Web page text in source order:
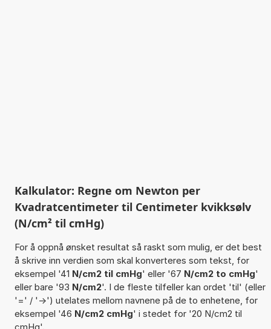
Kalkulator: Regne om Newton per
Kvadratcentimeter til Centimeter kvikksølv
(N/cm² til cmHg)
For å oppnå ønsket resultat så raskt som mulig, er det best
å skrive inn verdien som skal konverteres som tekst, for
eksempel '41 N/cm2 til cmHg' eller '67 N/cm2 to cmHg'
eller bare '93 N/cm2'. I de fleste tilfeller kan ordet 'til' (eller
'=' / '->') utelates mellom navnene på de to enhetene, for
eksempel '46 N/cm2 cmHg' i stedet for '20 N/cm2 til
cmHg'.